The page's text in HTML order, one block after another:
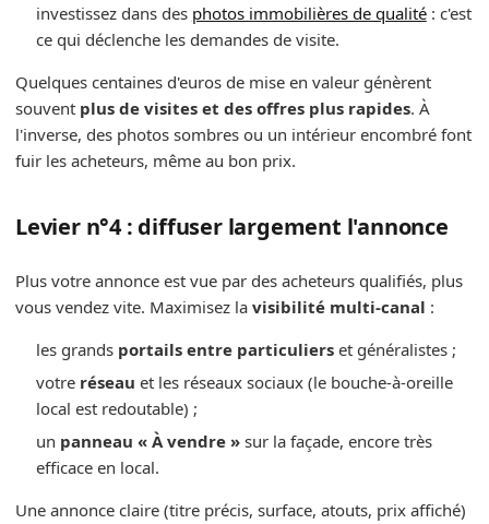
investissez dans des photos immobilières de qualité: c'est
ce qui déclenche les demandes de visite.
Quelques centaines d'euros de mise en valeur génèrent
souvent plus de visites et des offres plus rapides. À
l'inverse, des photos sombres ou un intérieur encombré font
fuir les acheteurs, même au bon prix.
Levier n°4 : diffuser largement l'annonce
Plus votre annonce est vue par des acheteurs qualifiés, plus
vous vendez vite. Maximisez la visibilité multi-canal :
les grands portails entre particulierset généralistes ;
votre réseau et les réseaux sociaux (le bouche-à-oreille
local est redoutable) ;
un panneau « À vendre »sur la façade, encore très
efficace en local.
Une annonce claire (titre précis, surface, atouts, prix affiché)